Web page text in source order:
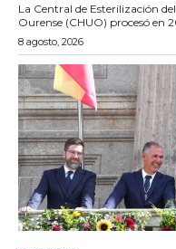
La Central de Esterilización
Ourense (CHUO) procesó en
8 agosto, 2026